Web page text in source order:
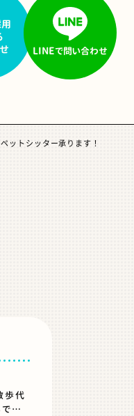
LINEで問い合わせ
ットシッター承ります！
歩代
き